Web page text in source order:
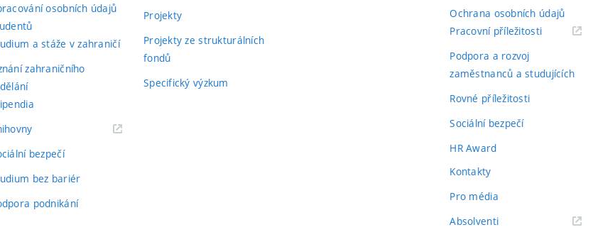
osobních údajů
a stáže v zahraničí
zahraničního
(externí
bezpečí
bez bariér
podnikání
Projekty
Projekty ze strukturálních
fondů
Specifický výzkum
Ochrana osobních údajů
Pracovní příležitosti(externí
Podpora a rozvoj
zaměstnanců a studujících
Rovné příležitosti
Sociální bezpečí
HR Award
Kontakty
Pro média
Absolventi(externí